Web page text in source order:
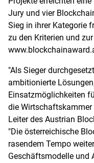
Jury und vier
Sieg in ihrer Kategorie
zu den Kriterien und
"Als Sieger
ambitionierte
Einsatzmöglichkeiten
die Wirtschaftskammer
Leiter des Austrian
"Die österreichische
rasendem Tempo
Geschäftsmodelle und